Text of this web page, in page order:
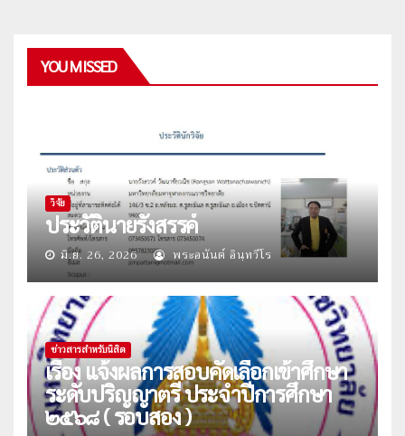
YOU MISSED
วิจัย
ประวัตินายรังสรรค์
มิ.ย. 26, 2026 พระอนันต์ อินฺทวีโร
ข่าวสารสำหรับนิสิต
เรื่อง แจ้งผลการสอบคัดเลือกเข้าศึกษา
ระดับปริญญาตรี ประจำปีการศึกษา
๒๕๖๘ ( รอบสอง )